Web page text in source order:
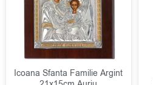
Icoana Sfanta Familie Argint